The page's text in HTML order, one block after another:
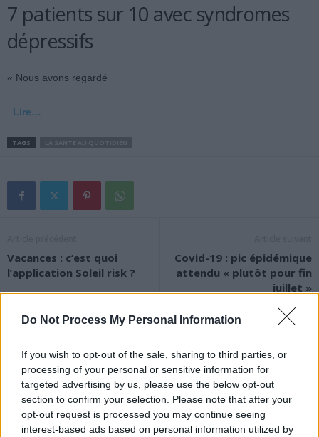
Do Not Process My Personal Information
If you wish to opt-out of the sale, sharing to third parties, or
processing of your personal or sensitive information for
targeted advertising by us, please use the below opt-out
section to confirm your selection. Please note that after your
opt-out request is processed you may continue seeing
interest-based ads based on personal information utilized by
7 patients sur 10 avec syndromes
dépressifs
« Nous avons regardé
Lire…
TAGS
Vacances : c’est quoi
l’application Soleil risk ?
Covid-19 : pic épidémique
attendu « plutôt pour fin
juillet »
News Santé
https://news-sante.fr